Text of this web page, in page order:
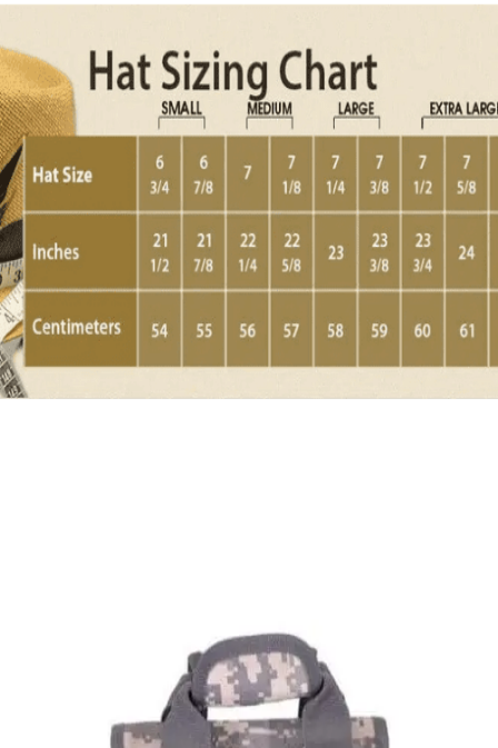
Quick View
Εξαντλημένο
ΑΝΔΡΙΚΑ